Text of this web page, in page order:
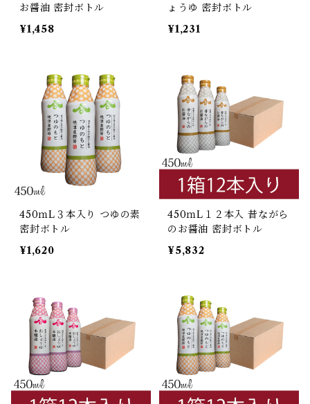
お醤油 密封ボトル
¥1,458
ょうゆ 密封ボトル
¥1,231
450ｍL３本入り つゆの素
密封ボトル
¥1,620
450ｍL１２本入 昔ながら
のお醤油 密封ボトル
¥5,832